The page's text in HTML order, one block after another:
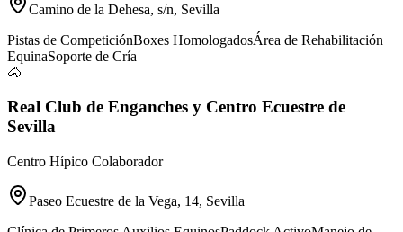
Camino de la Dehesa, s/n, Sevilla
Pistas de CompeticiónBoxes HomologadosÁrea de Rehabilitación
EquinaSoporte de Cría
🐴
Real Club de Enganches y Centro Ecuestre de
Sevilla
Centro Hípico Colaborador
Paseo Ecuestre de la Vega, 14, Sevilla